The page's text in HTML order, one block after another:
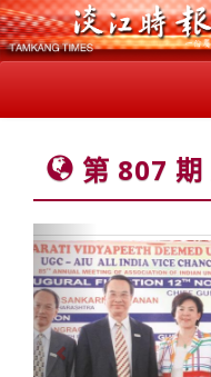
第 807 期
Previous